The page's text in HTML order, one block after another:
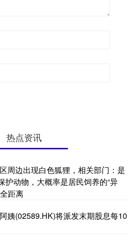
热点资讯
周边出现白色狐狸，相关部门：是
护动物，大概率是居民饲养的“异
距离
姨(02589.HK)将派发末期股息每10